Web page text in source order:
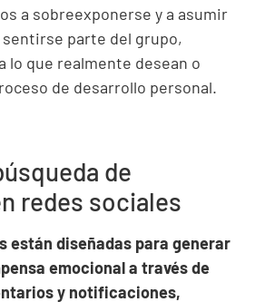
a sobreexponerse y a asumir
parte del grupo,
lo que realmente desean o
de desarrollo personal.
de
redes sociales
están diseñadas para generar
emocional a través de
y notificaciones,